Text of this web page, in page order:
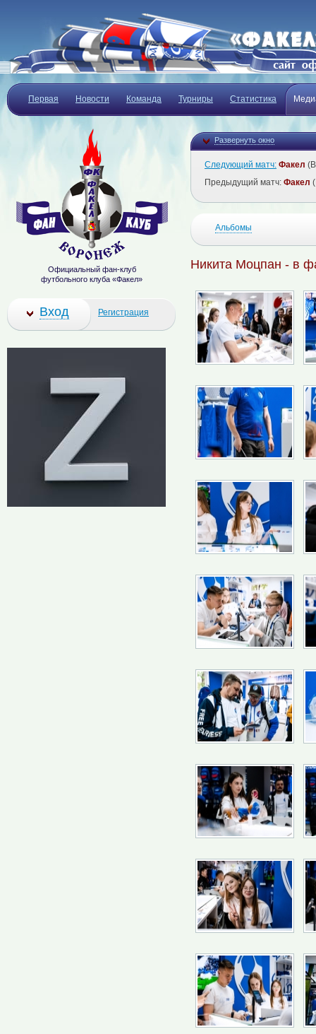
Первая Новости Команда Турниры Статистика
Развернуть окно
Следующий матч: Факел
Предыдущий матч: Факел
Альбомы
Никита Моцпан - в
Официальный фан-клуб
футбольного клуба «Факел»
Вход Регистрация